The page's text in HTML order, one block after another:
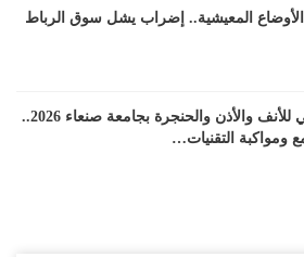
المعيشية.. إضراب يشل سوق الرباط
اختتام المؤتمر العلمي الثاني للأنف والأذن والحنجرة بجامعة صنعاء 2026..
ومواكبة التقنيات…
ورفض للتجنيد السعودي يوسّعان